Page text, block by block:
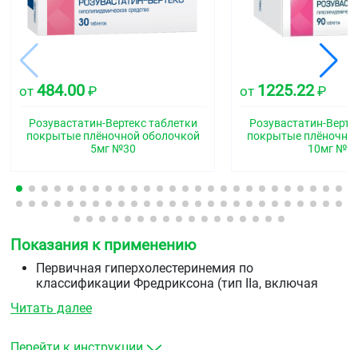
от 484.00 ₽
Розувастатин-Вертекс таблетки
покрытые плёночной оболочкой
5мг №30
от 1225.22₽
Розувастатин-
покрытые
10мг
Показания к применению
Первичная гиперхолестеринемия по
классификации Фредриксона (тип IIа, включая
или смешанная гиперхолестеринемия (тип IIb) в
немедикаментозные методы лечения (например,
Читать далее